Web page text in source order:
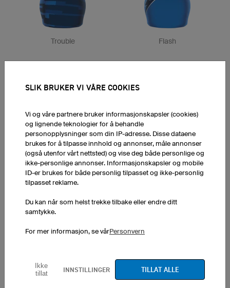
Trouble Flash
Trail Burn
Animal Ivy
SLIK BRUKER VI VÅRE COOKIES
Vi og våre partnere bruker informasjonskapsler (cookies)
og lignende teknologier for å behandle
personopplysninger som din IP-adresse. Disse dataene
brukes for å tilpasse innhold og annonser, måle annonser
(også utenfor vårt nettsted) og vise deg både personlige og
ikke-personlige annonser. Informasjonskapsler og mobile
ID-er brukes for både personlig tilpasset og ikke-personlig
tilpasset reklame.
Du kan når som helst trekke tilbake eller endre ditt
samtykke.
For mer informasjon, se vårPersonvern
Ikke
tillat
INNSTILLINGER TILLAT ALLE